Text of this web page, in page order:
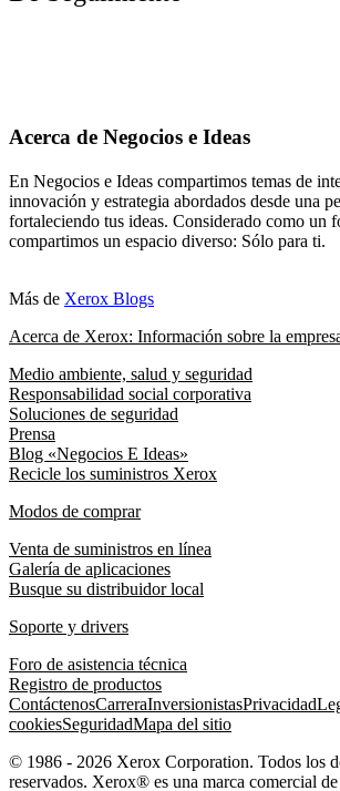
Acerca de Negocios e Ideas
En Negocios e Ideas compartimos temas de
innovación y estrategia abordados desde una
fortaleciendo tus ideas. Considerado como un
compartimos un espacio diverso: Sólo para ti.
Más de Xerox Blogs
Acerca de Xerox: Información sobre la
Medio ambiente, salud y seguridad
Responsabilidad social corporativa
Soluciones de seguridad
Prensa
Blog «Negocios E Ideas»
Recicle los suministros Xerox
Modos de comprar
Venta de suministros en línea
Galería de aplicaciones
Busque su distribuidor local
Soporte y drivers
Foro de asistencia técnica
Registro de productos
ContáctenosCarreraInversionistasPrivacidad
cookiesSeguridadMapa del sitio
© 1986 - 2026 Xerox Corporation. Todos los
reservados. Xerox® es una marca comercial